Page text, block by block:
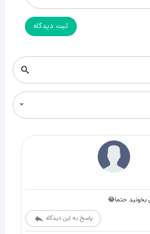
ثبت دیدگاه
بخونید حتما😂
پاسخ به این دیدگاه